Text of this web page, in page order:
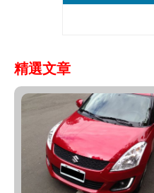
精選文章